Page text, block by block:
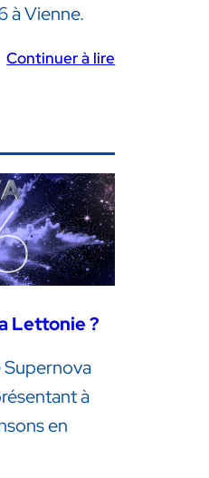
à Vienne.
Continuer à lire
Lettonie ?
Supernova
à
en